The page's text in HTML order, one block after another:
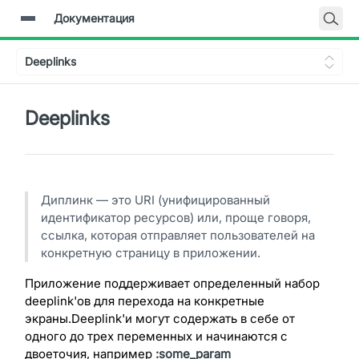
Документация
Deeplinks
Deeplinks
Диплинк — это URI (унифицированный
идентификатор ресурсов) или, проще говоря,
ссылка, которая отправляет пользователей на
конкретную страницу в приложении.
Приложение поддерживает определенный набор
deeplink'ов для перехода на конкретные
экраны.Deeplink'и могут содержать в себе от
одного до трех переменных и начинаются с
двоеточия, например :some_param